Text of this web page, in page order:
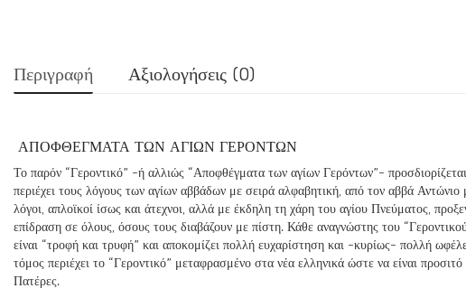
Περιγραφή Αξιολογήσεις (0)
ΑΠΟΦΘΕΓΜΑΤΑ ΤΩΝ ΑΓΙΩΝ ΓΕΡΟΝΤΩΝ
Το παρόν “Γεροντικό” -ή αλλιώς “Αποφθέγματα των αγίων Γερόντων”-
περιέχει τους λόγους των αγίων αββάδων με σειρά αλφαβητική, από τον αββά
λόγοι, απλοϊκοί ίσως και άτεχνοι, αλλά με έκδηλη τη χάρη του αγίου Πνεύματος,
επίδραση σε όλους, όσους τους διαβάζουν με πίστη. Κάθε αναγνώστης του
είναι “τροφή και τρυφή” και αποκομίζει πολλή ευχαρίστηση και -κυρίως- πολλή
τόμος περιέχει το “Γεροντικό” μεταφρασμένο στα νέα ελληνικά ώστε να είναι
Πατέρες.